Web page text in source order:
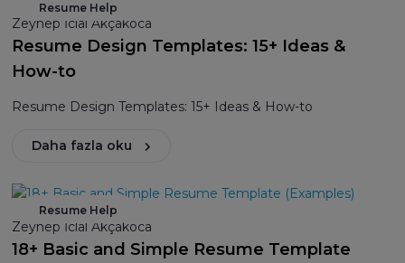
Resume Help
Zeynep İclal Akçakoca
Resume Design Templates: 15+ Ideas &
How-to
Resume Design Templates: 15+ Ideas & How-to
Daha fazla oku
Resume Help
Zeynep İclal Akçakoca
18+ Basic and Simple Resume Template